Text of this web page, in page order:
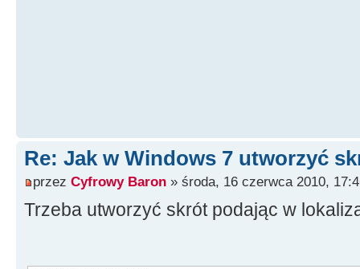
Re: Jak w Windows 7 utworzyć
przez Cyfrowy Baron » środa, 16 czerwca 2010,
Trzeba utworzyć skrót podając w